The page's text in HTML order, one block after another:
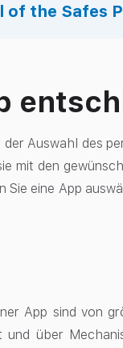
of the Safes
Auswahl des
mit den
eine App
App sind von
über